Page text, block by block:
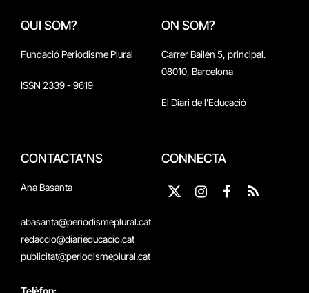
QUI SOM?
Fundació Periodisme Plural
ISSN 2339 - 9619
ON SOM?
Carrer Bailén 5, principal.
08010, Barcelona
El Diari de l'Educació
CONTACTA'NS
Ana Basanta
abasanta@periodismeplural.cat
redaccio@diarieducacio.cat
publicitat@periodismeplural.cat
Telèfon:
CONNECTA
X
Instagram
Facebook
RSS